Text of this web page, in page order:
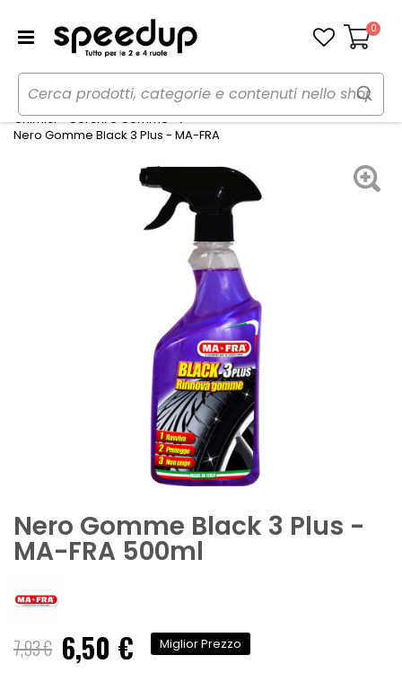
Carrello
0
Home Auto
Cura dell'auto
Chimici - Cerchi e Gomme
Nero Gomme Black 3 Plus - MA-FRA
Nero Gomme Black 3 Plus -
MA-FRA 500ml
7,93 €
Prezzo
speciale
6,50 € Miglior Prezzo